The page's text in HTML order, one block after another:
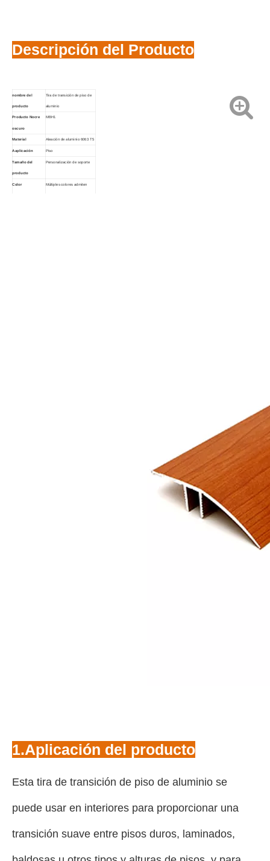
Descripción del Producto
nombre del
producto
Tira de transición de piso de
aluminio
Producto Nocre
oscuro
MBH1
Material Aleación de aluminio 6063 T5
Aaplicación Piso
Tamaño del
producto
Personalización de soporte
Color Múltiples colores admiten
1.Aplicación del producto
Esta tira de transición de piso de aluminio se
puede usar en interiores para proporcionar una
transición suave entre pisos duros, laminados,